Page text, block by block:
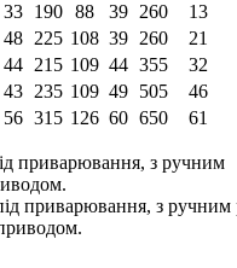
33 190 88 39 260
13
48 225 108 39 260
21
44 215 109 44 355
32
43 235 109 49 505
46
56 315 126 60 650 61
приварювання, з